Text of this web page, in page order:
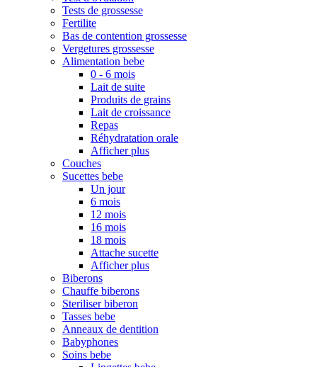
Tests de grossesse
Fertilite
Bas de contention grossesse
Vergetures grossesse
Alimentation bebe
0 - 6 mois
Lait de suite
Produits de grains
Lait de croissance
Repas
Réhydratation orale
Afficher plus
Couches
Sucettes bebe
Un jour
6 mois
12 mois
16 mois
18 mois
Attache sucette
Afficher plus
Biberons
Chauffe biberons
Steriliser biberon
Tasses bebe
Anneaux de dentition
Babyphones
Soins bebe